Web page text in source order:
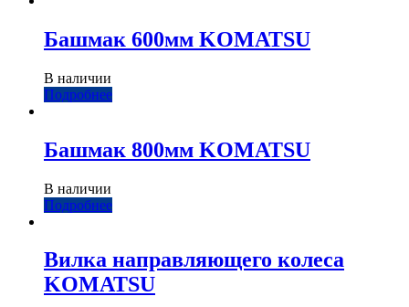
Башмак 600мм KOMATSU
В наличии
Подробнее
Башмак 800мм KOMATSU
В наличии
Подробнее
Вилка направляющего колеса
KOMATSU